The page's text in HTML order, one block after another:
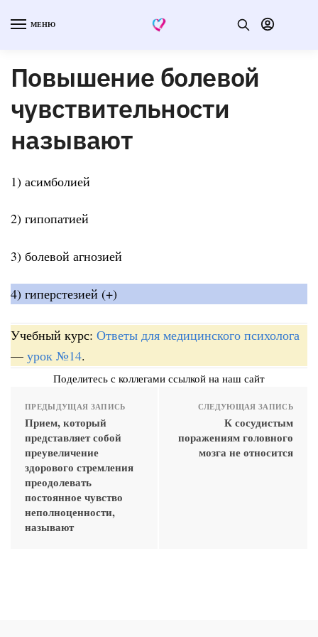
МЕНЮ
Повышение болевой
чувствительности
называют
1) асимболией
2) гипопатией
3) болевой агнозией
4) гиперстезией (+)
Учебный курс: Ответы для медицинского психолога
— урок №14.
Поделитесь с коллегами ссылкой на наш сайт
ПРЕДЫДУЩАЯ ЗАПИСЬ
Прием, который
представляет собой
преувеличение
здорового стремления
преодолевать
постоянное чувство
неполноценности,
называют
СЛЕДУЮЩАЯ ЗАПИСЬ
К сосудистым
поражениям головного
мозга не относится